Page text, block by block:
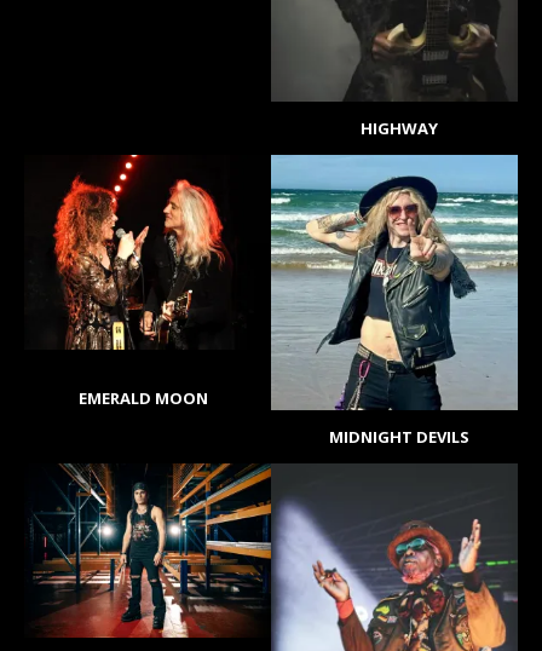
HIGHWAY
EMERALD MOON
MIDNIGHT DEVILS